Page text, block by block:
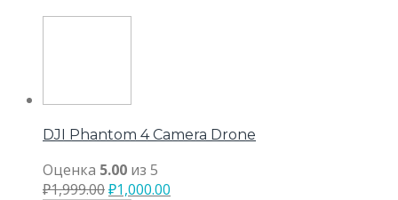
DJI Phantom 4 Camera Drone
Оценка 5.00 из 5
₽1,999.00₽1,000.00